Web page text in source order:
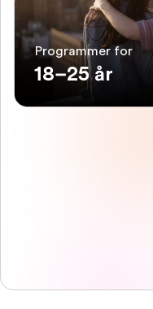
Programmer for
18–25 år